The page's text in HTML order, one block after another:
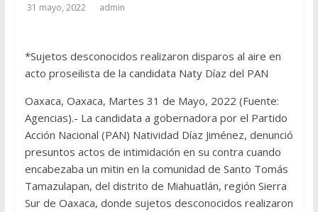
31 mayo, 2022 admin
*Sujetos desconocidos realizaron disparos al aire en
acto proseilista de la candidata Naty Díaz del PAN
Oaxaca, Oaxaca, Martes 31 de Mayo, 2022 (Fuente:
Agencias).- La candidata a gobernadora por el Partido
Acción Nacional (PAN) Natividad Díaz Jiménez, denunció
presuntos actos de intimidación en su contra cuando
encabezaba un mitin en la comunidad de Santo Tomás
Tamazulapan, del distrito de Miahuatlán, región Sierra
Sur de Oaxaca, donde sujetos desconocidos realizaron